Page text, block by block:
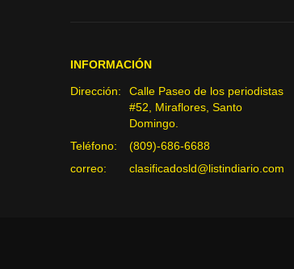
INFORMACIÓN
Dirección:
Calle Paseo de los periodistas
#52, Miraflores, Santo
Domingo.
Teléfono:
(809)-686-6688
correo:
clasificadosld@listindiario.com